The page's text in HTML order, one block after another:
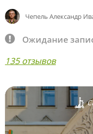
Чепель Александр
Ожидание
135 отзывов